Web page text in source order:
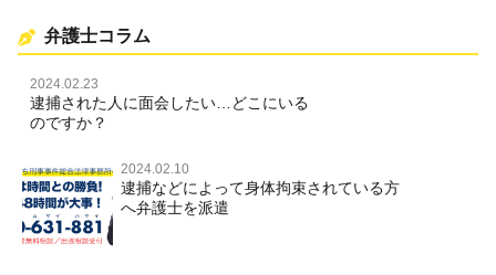
弁護士コラム
2024.02.23
逮捕された人に面会したい…どこにいる
のですか？
2024.02.10
逮捕などによって身体拘束されている方
へ弁護士を派遣